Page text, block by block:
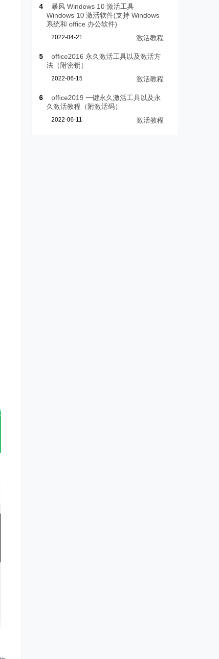
4
暴风 Windows 10 激活工具
Windows 10 激活软件(支持 Windows
系统和 office 办公软件)
2022-04-21 激活教程
5
office2016 永久激活工具以及激活方
法（附密钥）
2022-06-15 激活教程
6
office2019 一键永久激活工具以及永
久激活教程（附激活码）
2022-06-11 激活教程